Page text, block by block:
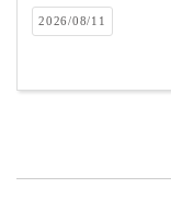
2026/08/11